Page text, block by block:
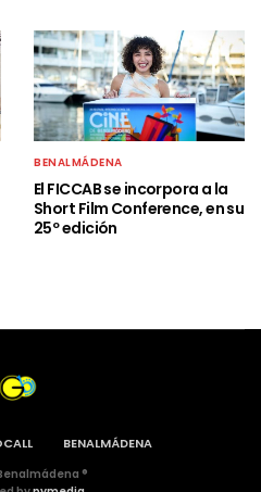
BENALMÁDENA
El FICCAB se incorpora a la
Short Film Conference, en su
25º edición
BENALMÁDENA
®